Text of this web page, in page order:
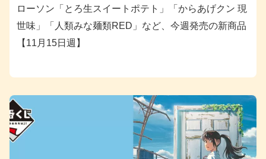
ローソン「とろ生スイートポテト」「からあげクン 現
世味」「人類みな麺類RED」など、今週発売の新商品
【11月15日週】